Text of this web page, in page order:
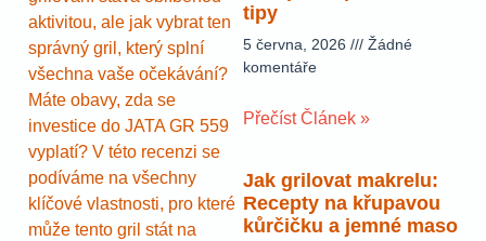
aktivitou, ale jak vybrat ten
správný gril, který splní
všechna vaše očekávání?
Máte obavy, zda se
investice do JATA GR 559
vyplatí? V této recenzi se
podíváme na všechny
klíčové vlastnosti, pro které
může tento gril stát na
tipy
5 června, 2026
Žádné
komentáře
Přečíst Článek »
Jak grilovat makrelu:
Recepty na křupavou
kůrčičku a jemné maso